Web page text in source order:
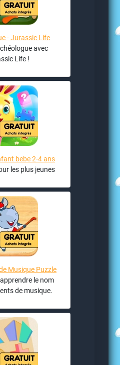
- Jurassic Life
avec
Life !
bebe 2-4 ans
les plus jeunes
Musique Puzzle
le nom
de musique.